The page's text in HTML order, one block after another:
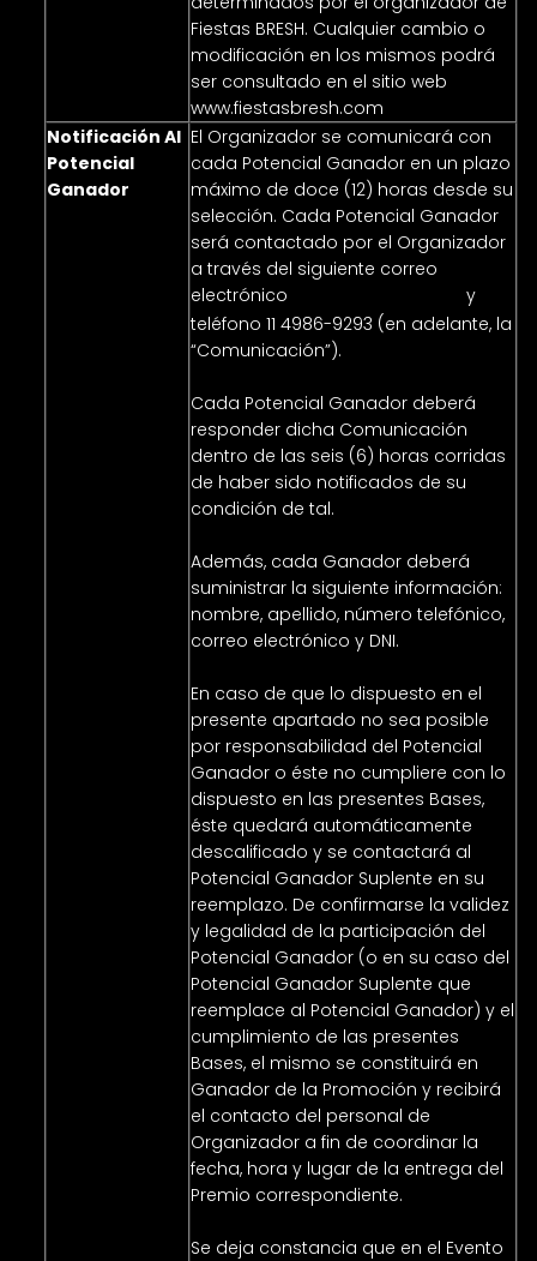
Fiestas BRESH. Cualquier cambio o
modificación en los mismos podrá
ser consultado en el sitio web
www.fiestasbresh.com
Notificación Al
Potencial
Ganador
El Organizador se comunicará con
cada Potencial Ganador en un plazo
máximo de doce (12) horas desde su
selección. Cada Potencial Ganador
será contactado por el Organizador
a través del siguiente correo
electrónico
y
teléfono 11 4986-9293 (en adelante, la
“Comunicación”).
Cada Potencial Ganador deberá
responder dicha Comunicación
dentro de las seis (6) horas corridas
de haber sido notificados de su
condición de tal.
Además, cada Ganador deberá
suministrar la siguiente información:
nombre, apellido, número telefónico,
correo electrónico y DNI.
En caso de que lo dispuesto en el
presente apartado no sea posible
por responsabilidad del Potencial
Ganador o éste no cumpliere con lo
dispuesto en las presentes Bases,
éste quedará automáticamente
descalificado y se contactará al
Potencial Ganador Suplente en su
reemplazo. De confirmarse la validez
y legalidad de la participación del
Potencial Ganador (o en su caso del
Potencial Ganador Suplente que
reemplace al Potencial Ganador) y el
cumplimiento de las presentes
Bases, el mismo se constituirá en
Ganador de la Promoción y recibirá
el contacto del personal de
Organizador a fin de coordinar la
fecha, hora y lugar de la entrega del
Premio correspondiente.
Se deja constancia que en el Evento